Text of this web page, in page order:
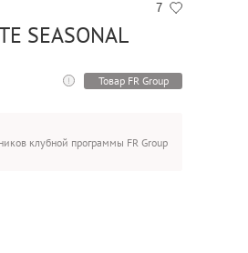
7
SEASONAL
Товар FR Group
клубной программы FR Group